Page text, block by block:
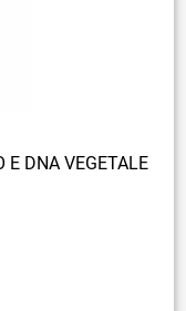
E DNA VEGETALE